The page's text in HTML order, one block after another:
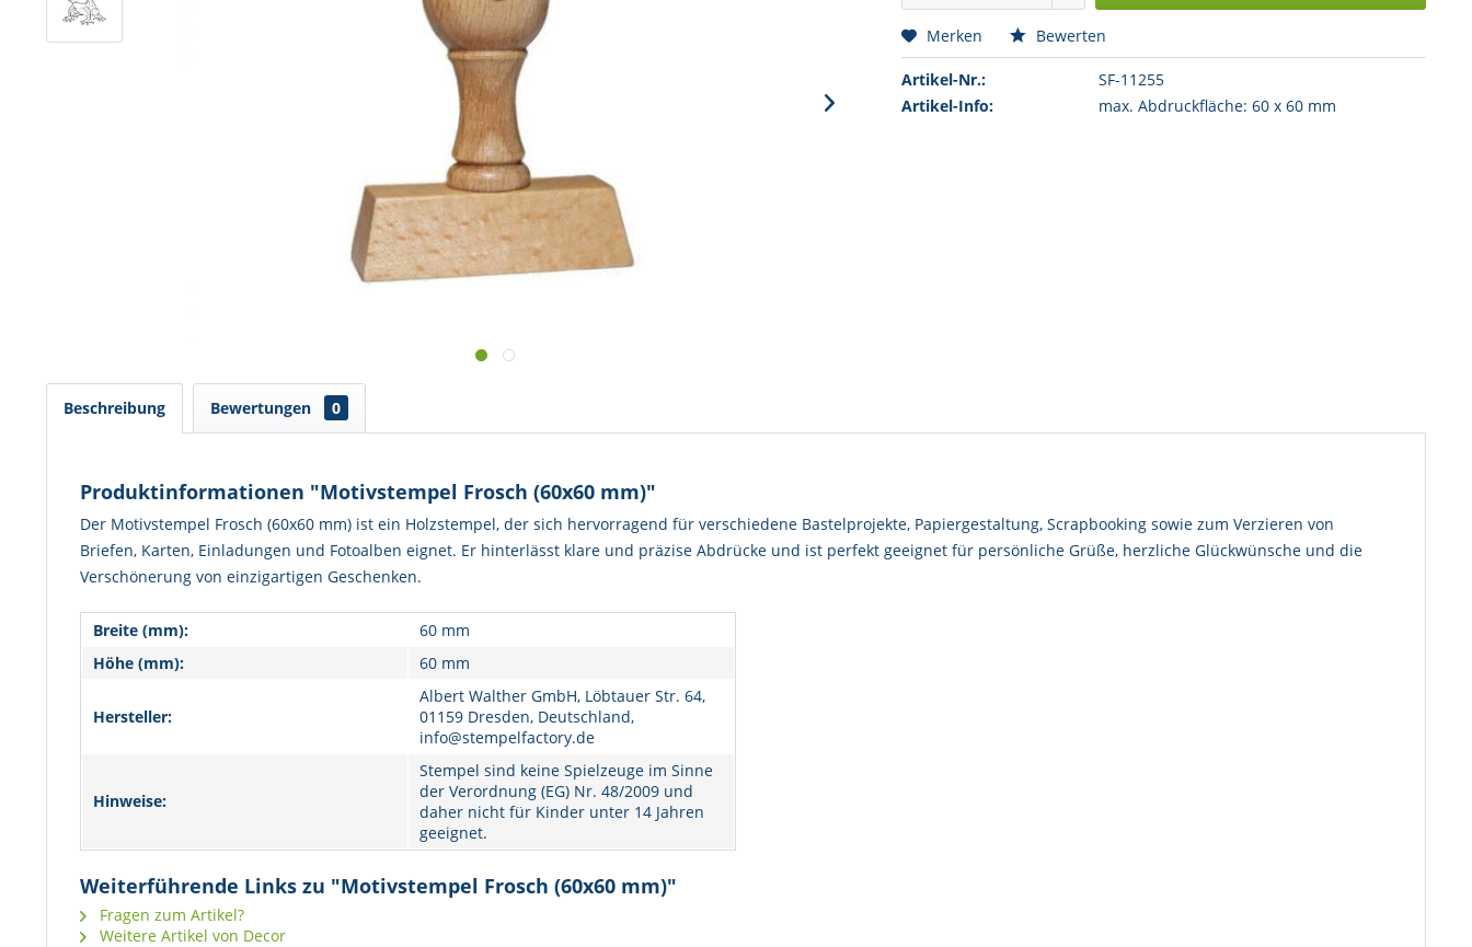
Merken Bewerten
Artikel-Nr.:
SF-11255
Artikel-Info:
max. Abdruckfläche: 60 x 60 mm
Beschreibung Bewertungen 0
Produktinformationen "Motivstempel Frosch (60x60 mm)"
Der Motivstempel Frosch (60x60 mm) ist ein Holzstempel, der sich hervorragend für verschiedene Bastelprojekte, Papiergestaltung, Scrapbooking sowie zum Verzieren von
Briefen, Karten, Einladungen und Fotoalben eignet. Er hinterlässt klare und präzise Abdrücke und ist perfekt geeignet für persönliche Grüße, herzliche Glückwünsche und die
Verschönerung von einzigartigen Geschenken.
Breite (mm):
60 mm
Höhe (mm):
60 mm
Hersteller:
Albert Walther GmbH, Löbtauer Str. 64,
01159 Dresden, Deutschland,
info@stempelfactory.de
Hinweise:
Stempel sind keine Spielzeuge im Sinne
der Verordnung (EG) Nr. 48/2009 und
daher nicht für Kinder unter 14 Jahren
geeignet.
Weiterführende Links zu "Motivstempel Frosch (60x60 mm)"
Fragen zum Artikel?
Weitere Artikel von Decor